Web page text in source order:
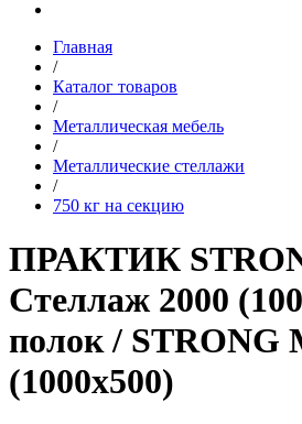
Главная
/
Каталог товаров
/
Металлическая мебель
/
Металлические стеллажи
/
750 кг на секцию
ПРАКТИК
Стеллаж 2000
полок / STRONG
(1000х500)